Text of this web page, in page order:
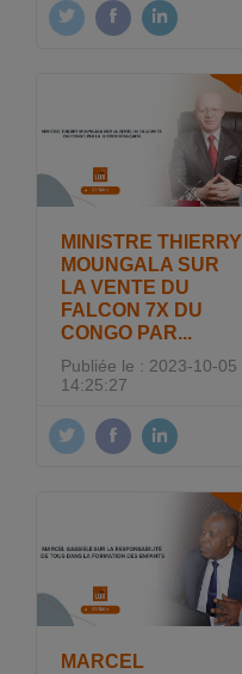
MINISTRE THIERRY
MOUNGALA SUR
LA VENTE DU
FALCON 7X DU
CONGO PAR...
Publiée le : 2023-10-05
14:25:27
MARCEL